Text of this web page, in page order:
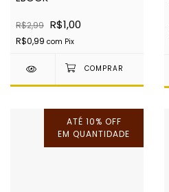
R$2,99 R$1,00
R$0,99 com Pix
ATÉ 10% OFF
EM QUANTIDADE